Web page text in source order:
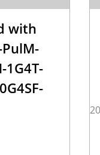
with
1G4T-